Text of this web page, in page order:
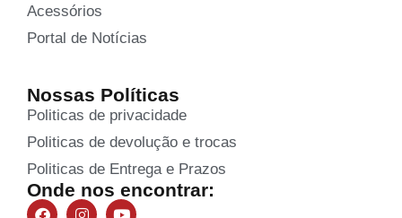
Acessórios
Portal de Notícias
Nossas Políticas
Politicas de privacidade
Politicas de devolução e trocas
Politicas de Entrega e Prazos
Onde nos encontrar: